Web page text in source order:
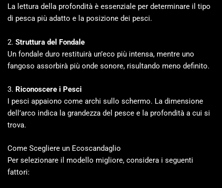
La lettura della profondità è essenziale per determinare il tipo
di pesca più adatto e la posizione dei pesci.
2. Struttura del Fondale
Un fondale duro restituirà un’eco più intensa, mentre uno
fangoso assorbirà più onde sonore, risultando meno definito.
3. Riconoscere i Pesci
I pesci appaiono come archi sullo schermo. La dimensione
dell’arco indica la grandezza del pesce e la profondità a cui si
trova.
Come Scegliere un Ecoscandaglio
Per selezionare il modello migliore, considera i seguenti
fattori: